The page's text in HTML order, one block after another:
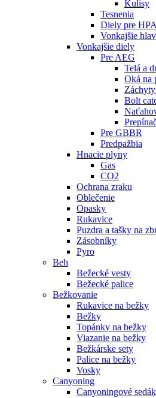
Kulisy
Tesnenia
Diely pre HPA
Vonkajšie
Vonkajšie diely
Pre AEG
Telá a
Oká na
Bolt
Pre GBBR
Predpažbia
Hnacie plyny
Gas
CO2
Ochrana zraku
Oblečenie
Opasky
Rukavice
Puzdra a tašky na
Zásobníky
Pyro
Beh
Bežecké vesty
Bežecké palice
Bežkovanie
Rukavice na bežky
Bežky
Topánky na bežky
Viazanie na bežky
Bežkárske sety
Palice na bežky
Vosky
Canyoning
Canyoningové